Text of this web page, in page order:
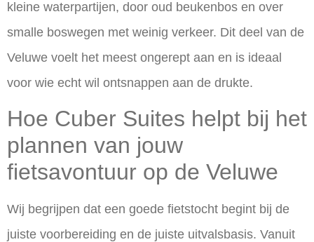
kleine waterpartijen, door oud beukenbos en over
smalle boswegen met weinig verkeer. Dit deel van de
Veluwe voelt het meest ongerept aan en is ideaal
voor wie echt wil ontsnappen aan de drukte.
Hoe Cuber Suites helpt bij het
plannen van jouw
fietsavontuur op de Veluwe
Wij begrijpen dat een goede fietstocht begint bij de
juiste voorbereiding en de juiste uitvalsbasis. Vanuit